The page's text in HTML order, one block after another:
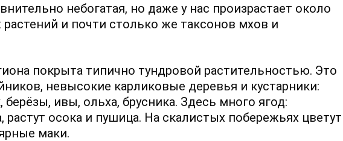
небогатая, но даже у нас произрастает около
и почти столько же таксонов мхов и
покрыта типично тундровой растительностью. Это
невысокие карликовые деревья и кустарники:
ивы, ольха, брусника. Здесь много ягод:
растут осока и пушица. На скалистых побережьях цветут
маки.